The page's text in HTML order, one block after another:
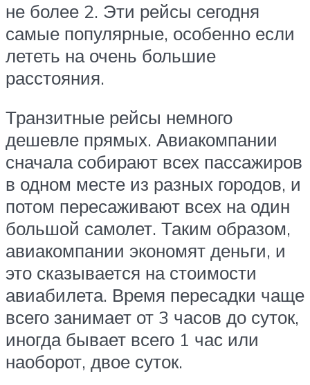
не более 2. Эти рейсы сегодня
самые популярные, особенно если
лететь на очень большие
расстояния.
Транзитные рейсы немного
дешевле прямых. Авиакомпании
сначала собирают всех пассажиров
в одном месте из разных городов, и
потом пересаживают всех на один
большой самолет. Таким образом,
авиакомпании экономят деньги, и
это сказывается на стоимости
авиабилета. Время пересадки чаще
всего занимает от 3 часов до суток,
иногда бывает всего 1 час или
наоборот, двое суток.